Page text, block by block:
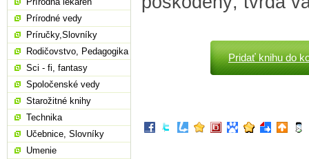
Pridať knihu do
Prírodné vedy
Príručky,Slovníky
Rodičovstvo, Pedagogika
Sci - fi, fantasy
Spoločenské vedy
Starožitné knihy
Technika
Učebnice, Slovníky
Umenie